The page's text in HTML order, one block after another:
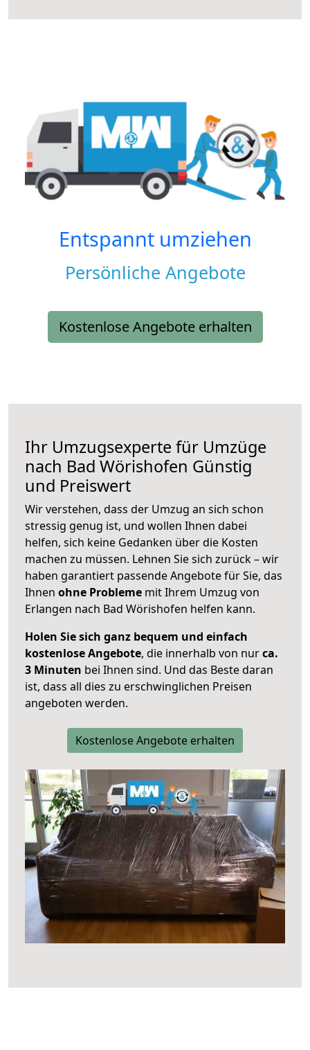
Entspannt umziehen
Persönliche Angebote
Kostenlose Angebote erhalten
Ihr Umzugsexperte für Umzüge
nach Bad Wörishofen Günstig
und Preiswert
Wir verstehen, dass der Umzug an sich schon
stressig genug ist, und wollen Ihnen dabei
helfen, sich keine Gedanken über die Kosten
machen zu müssen. Lehnen Sie sich zurück – wir
haben garantiert passende Angebote für Sie, das
Ihnen ohne Probleme mit Ihrem Umzug von
Erlangen nach Bad Wörishofen helfen kann.
Holen Sie sich ganz bequem und einfach
kostenlose Angebote, die innerhalb von nurca.
3 Minuten bei Ihnen sind. Und das Beste daran
ist, dass all dies zu erschwinglichen Preisen
angeboten werden.
Kostenlose Angebote erhalten